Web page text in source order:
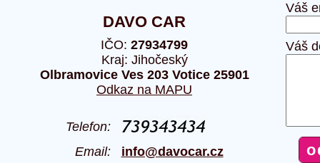
DAVO CAR
IČO: 27934799
Kraj: Jihočeský
Olbramovice Ves 203 Votice 25901
Odkaz na MAPU
Telefon:
Email: info@davocar.cz
Váš
Váš